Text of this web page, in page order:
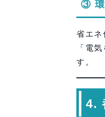
③ 環
省エネ
「電
す。
4.